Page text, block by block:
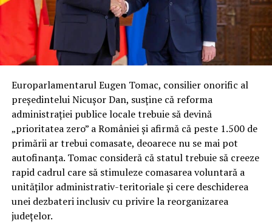
Europarlamentarul Eugen Tomac, consilier onorific al
președintelui Nicușor Dan, susține că reforma
administrației publice locale trebuie să devină
„prioritatea zero” a României și afirmă că peste 1.500 de
primării ar trebui comasate, deoarece nu se mai pot
autofinanța. Tomac consideră că statul trebuie să creeze
rapid cadrul care să stimuleze comasarea voluntară a
unităților administrativ-teritoriale și cere deschiderea
unei dezbateri inclusiv cu privire la reorganizarea
județelor.